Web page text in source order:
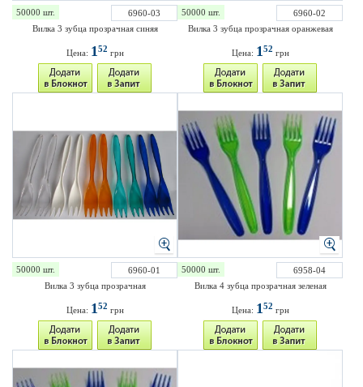
50000 шт.
6960-03
Вилка 3 зубца прозрачная синяя
Цена: 152 грн
50000 шт.
6960-02
Вилка 3 зубца прозрачная оранжевая
Цена: 152 грн
50000 шт.
6960-01
Вилка 3 зубца прозрачная
Цена: 152 грн
50000 шт.
6958-04
Вилка 4 зубца прозрачная зеленая
Цена: 152 грн